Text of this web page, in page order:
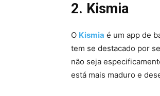
2. Kismia
O Kismia é um app de
tem se destacado por
não seja
está mais maduro e